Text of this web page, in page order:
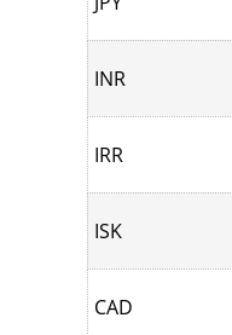
INR
IRR
ISK
CAD